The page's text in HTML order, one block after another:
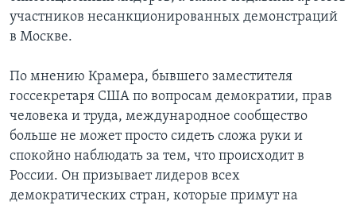
участников несанкционированных демонстраций
в Москве.
По мнению Крамера, бывшего заместителя
госсекретаря США по вопросам демократии, прав
человека и труда, международное сообщество
больше не может просто сидеть сложа руки и
спокойно наблюдать за тем, что происходит в
России. Он призывает лидеров всех
демократических стран, которые примут на